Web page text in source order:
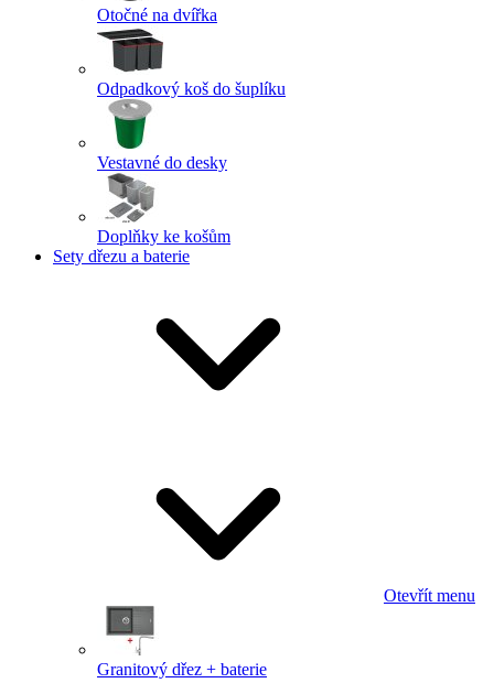
Otočné na dvířka
Odpadkový koš do šuplíku
Vestavné do desky
Doplňky ke košům
Sety dřezu a baterie
Otevřít menu
Granitový dřez + baterie